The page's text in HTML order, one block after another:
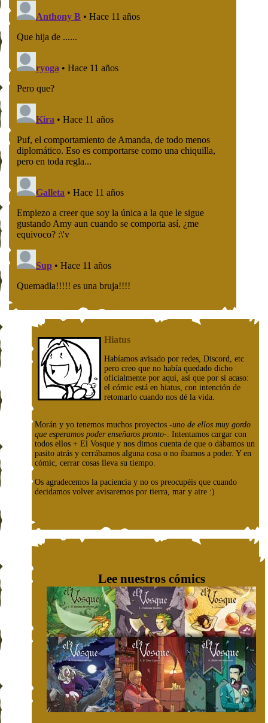
Hiatus
Habíamos avisado por redes, Discord, etc
pero creo que no había quedado dicho
oficialmente por aquí, así que por si acaso:
el cómic está en hiatus, con intención de
retomarlo cuando nos dé la vida.
Morán y yo tenemos muchos proyectos -uno de ellos muy gordo
que esperamos poder enseñaros pronto-. Intentamos cargar con
todos ellos + El Vosque y nos dimos cuenta de que o dábamos un
pasito atrás y cerrábamos alguna cosa o no íbamos a poder. Y en
cómic, cerrar cosas lleva su tiempo.
Os agradecemos la paciencia y no os preocupéis que cuando
decidamos volver avisaremos por tierra, mar y aire :)
Lee nuestros cómics